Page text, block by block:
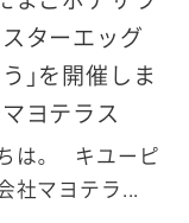
ターエッグ
」を開催しま
ヨテラス
は。 キユーピ
社マヨテラ...